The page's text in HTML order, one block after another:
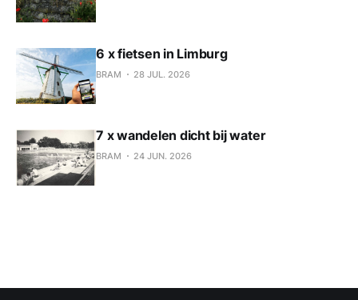
6 x fietsen in Limburg
BRAM 28 JUL. 2026
7 x wandelen dicht bij water
BRAM 24 JUN. 2026